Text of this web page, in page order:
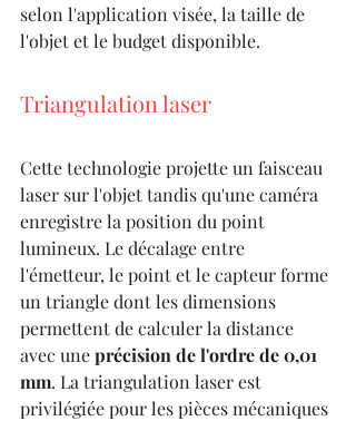
selon l'application visée, la taille de
l'objet et le budget disponible.
Triangulation laser
Cette technologie projette un faisceau
laser sur l'objet tandis qu'une caméra
enregistre la position du point
lumineux. Le décalage entre
l'émetteur, le point et le capteur forme
un triangle dont les dimensions
permettent de calculer la distance
avec une précision de l'ordre de 0,01
mm. La triangulation laser est
privilégiée pour les pièces mécaniques